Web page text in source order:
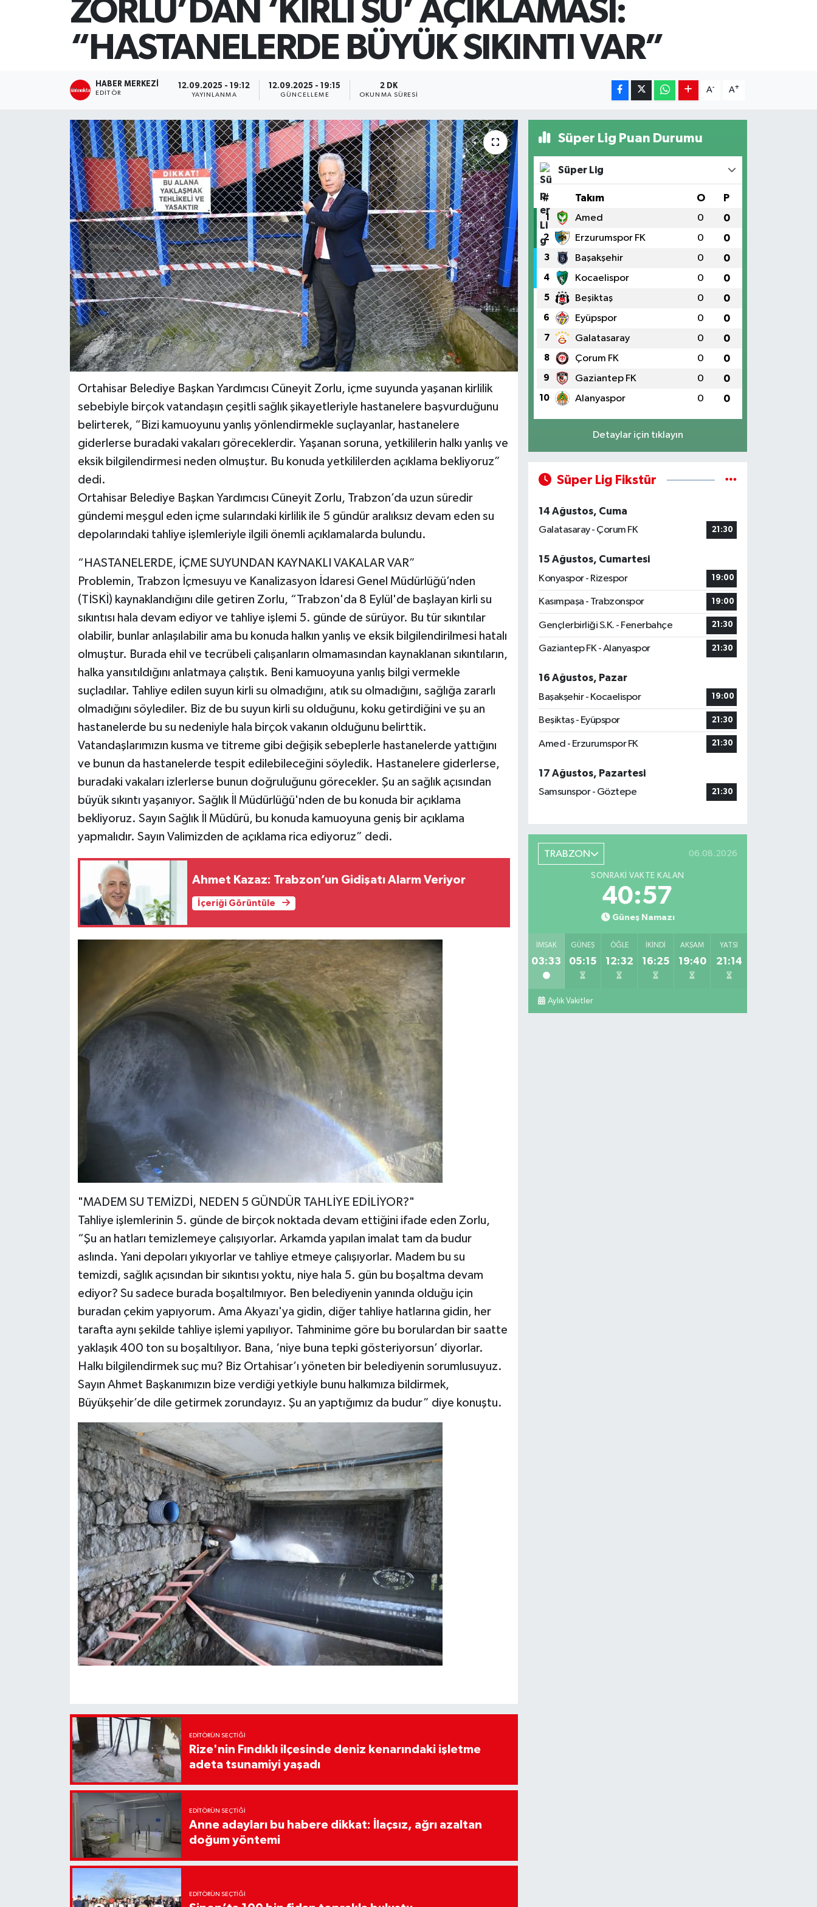
ZORLU’DAN ‘KİRLİ SU’ AÇIKLAMASI:
“HASTANELERDE BÜYÜK SIKINTI VAR”
HABER MERKEZI
EDITÖR
12.09.2025 - 19:12
YAYINLANMA
12.09.2025 - 19:15
GÜNCELLEME
2 DK
OKUNMA SÜRESI
A- A+
Ortahisar Belediye Başkan Yardımcısı Cüneyit Zorlu, içme suyunda yaşanan kirlilik
sebebiyle birçok vatandaşın çeşitli sağlık şikayetleriyle hastanelere başvurduğunu
belirterek, “Bizi kamuoyunu yanlış yönlendirmekle suçlayanlar, hastanelere
giderlerse buradaki vakaları göreceklerdir. Yaşanan soruna, yetkililerin halkı yanlış ve
eksik bilgilendirmesi neden olmuştur. Bu konuda yetkililerden açıklama bekliyoruz”
dedi.
Ortahisar Belediye Başkan Yardımcısı Cüneyit Zorlu, Trabzon’da uzun süredir
gündemi meşgul eden içme sularındaki kirlilik ile 5 gündür aralıksız devam eden su
depolarındaki tahliye işlemleriyle ilgili önemli açıklamalarda bulundu.
“HASTANELERDE, İÇME SUYUNDAN KAYNAKLI VAKALAR VAR”
Problemin, Trabzon İçmesuyu ve Kanalizasyon İdaresi Genel Müdürlüğü’nden
(TİSKİ) kaynaklandığını dile getiren Zorlu, “Trabzon'da 8 Eylül'de başlayan kirli su
sıkıntısı hala devam ediyor ve tahliye işlemi 5. günde de sürüyor. Bu tür sıkıntılar
olabilir, bunlar anlaşılabilir ama bu konuda halkın yanlış ve eksik bilgilendirilmesi hatalı
olmuştur. Burada ehil ve tecrübeli çalışanların olmamasından kaynaklanan sıkıntıların,
halka yansıtıldığını anlatmaya çalıştık. Beni kamuoyuna yanlış bilgi vermekle
suçladılar. Tahliye edilen suyun kirli su olmadığını, atık su olmadığını, sağlığa zararlı
olmadığını söylediler. Biz de bu suyun kirli su olduğunu, koku getirdiğini ve şu an
hastanelerde bu su nedeniyle hala birçok vakanın olduğunu belirttik.
Vatandaşlarımızın kusma ve titreme gibi değişik sebeplerle hastanelerde yattığını
ve bunun da hastanelerde tespit edilebileceğini söyledik. Hastanelere giderlerse,
buradaki vakaları izlerlerse bunun doğruluğunu görecekler. Şu an sağlık açısından
büyük sıkıntı yaşanıyor. Sağlık İl Müdürlüğü'nden de bu konuda bir açıklama
bekliyoruz. Sayın Sağlık İl Müdürü, bu konuda kamuoyuna geniş bir açıklama
yapmalıdır. Sayın Valimizden de açıklama rica ediyoruz” dedi.
Ahmet Kazaz: Trabzon’un Gidişatı Alarm Veriyor
İçeriği Görüntüle
"MADEM SU TEMİZDİ, NEDEN 5 GÜNDÜR TAHLİYE EDİLİYOR?"
Tahliye işlemlerinin 5. günde de birçok noktada devam ettiğini ifade eden Zorlu,
“Şu an hatları temizlemeye çalışıyorlar. Arkamda yapılan imalat tam da budur
aslında. Yani depoları yıkıyorlar ve tahliye etmeye çalışıyorlar. Madem bu su
temizdi, sağlık açısından bir sıkıntısı yoktu, niye hala 5. gün bu boşaltma devam
ediyor? Su sadece burada boşaltılmıyor. Ben belediyenin yanında olduğu için
buradan çekim yapıyorum. Ama Akyazı'ya gidin, diğer tahliye hatlarına gidin, her
tarafta aynı şekilde tahliye işlemi yapılıyor. Tahminime göre bu borulardan bir saatte
yaklaşık 400 ton su boşaltılıyor. Bana, ‘niye buna tepki gösteriyorsun’ diyorlar.
Halkı bilgilendirmek suç mu? Biz Ortahisar’ı yöneten bir belediyenin sorumlusuyuz.
Sayın Ahmet Başkanımızın bize verdiği yetkiyle bunu halkımıza bildirmek,
Büyükşehir’de dile getirmek zorundayız. Şu an yaptığımız da budur” diye konuştu.
EDITÖRÜN SEÇTIĞI
Rize'nin Fındıklı ilçesinde deniz kenarındaki işletme
adeta tsunamiyi yaşadı
EDITÖRÜN SEÇTIĞI
Anne adayları bu habere dikkat: İlaçsız, ağrı azaltan
doğum yöntemi
EDITÖRÜN SEÇTIĞI
Süper Lig Puan Durumu
Süper Lig
# Takım O P
1 Amed 0 0
2 Erzurumspor FK 0 0
3 Başakşehir 0 0
4 Kocaelispor 0 0
5 Beşiktaş 0 0
6 Eyüpspor 0 0
7 Galatasaray 0 0
8 Çorum FK 0 0
9 Gaziantep FK 0 0
10 Alanyaspor 0 0
Detaylar için tıklayın
Süper Lig Fikstür
14 Ağustos, Cuma
Galatasaray - Çorum FK
21:30
15 Ağustos, Cumartesi
Konyaspor - Rizespor
19:00
Kasımpaşa - Trabzonspor 19:00
Gençlerbirliği S.K. - Fenerbahçe 21:30
Gaziantep FK - Alanyaspor 21:30
16 Ağustos, Pazar
Başakşehir - Kocaelispor
19:00
Beşiktaş - Eyüpspor 21:30
Amed - Erzurumspor FK 21:30
17 Ağustos, Pazartesi
Samsunspor - Göztepe
21:30
TRABZON 06.08.2026
SONRAKI VAKTE KALAN
40:56
Güneş Namazı
İMSAK
03:33
GÜNEŞ
05:15
ÖĞLE
12:32
İKINDI
16:25
AKŞAM
19:40
YATSI
21:14
Aylık Vakitler
SİYASET
TRABZON